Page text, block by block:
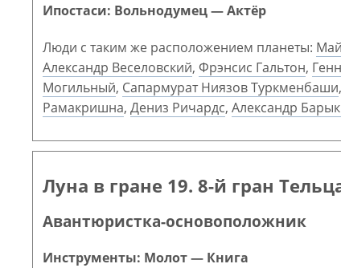
Ипостаси: Вольнодумец — Актёр
Люди с таким же расположением планеты:
Александр Веселовский, Фрэнсис Гальтон,
Могильный, Сапармурат Ниязов Туркменбаши,
Рамакришна, Дениз Ричардс, Александр
Луна в гране 19. 8-й гран
Авантюристка-основоположник
Инструменты: Молот — Книга